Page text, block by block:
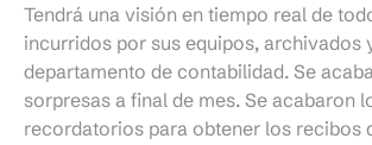
Tendrá una visión en tiempo real de
incurridos por sus equipos, archivados
departamento de contabilidad. Se
sorpresas a final de mes. Se acabaron
recordatorios para obtener los recibos